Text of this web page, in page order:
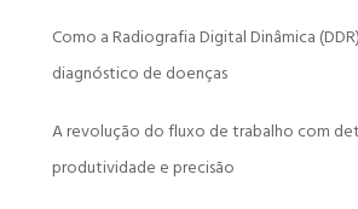
Como a Radiografia Digital Dinâmica
diagnóstico de doenças
A revolução do fluxo de trabalho com
produtividade e precisão